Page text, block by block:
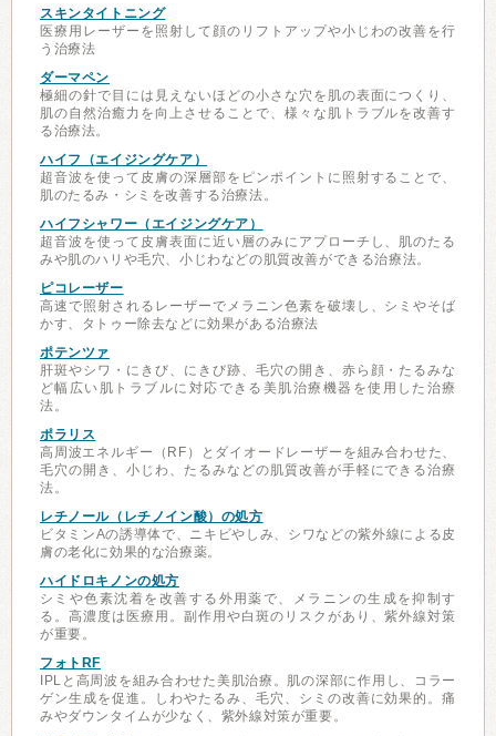
スキンタイトニング
医療用レーザーを照射して顔のリフトアップや小じわの改善を行
う治療法
ダーマペン
極細の針で目には見えないほどの小さな穴を肌の表面につくり、
肌の自然治癒力を向上させることで、様々な肌トラブルを改善す
る治療法。
ハイフ（エイジングケア）
超音波を使って皮膚の深層部をピンポイントに照射することで、
肌のたるみ・シミを改善する治療法。
ハイフシャワー（エイジングケア）
超音波を使って皮膚表面に近い層のみにアプローチし、肌のたる
みや肌のハリや毛穴、小じわなどの肌質改善ができる治療法。
ピコレーザー
高速で照射されるレーザーでメラニン色素を破壊し、シミやそば
かす、タトゥー除去などに効果がある治療法
ポテンツァ
肝斑やシワ・にきび、にきび跡、毛穴の開き、赤ら顔・たるみな
ど幅広い肌トラブルに対応できる美肌治療機器を使用した治療
法。
ポラリス
高周波エネルギー（RF）とダイオードレーザーを組み合わせた、
毛穴の開き、小じわ、たるみなどの肌質改善が手軽にできる治療
法。
レチノール（レチノイン酸）の処方
ビタミンAの誘導体で、ニキビやしみ、シワなどの紫外線による皮
膚の老化に効果的な治療薬。
ハイドロキノンの処方
シミや色素沈着を改善する外用薬で、メラニンの生成を抑制す
る。高濃度は医療用。副作用や白斑のリスクがあり、紫外線対策
が重要。
フォトRF
IPLと高周波を組み合わせた美肌治療。肌の深部に作用し、コラー
ゲン生成を促進。しわやたるみ、毛穴、シミの改善に効果的。痛
みやダウンタイムが少なく、紫外線対策が重要。